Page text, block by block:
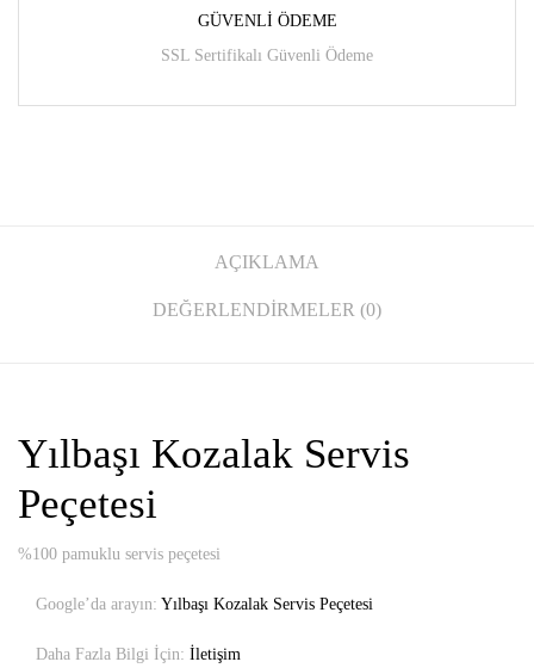
GÜVENLI ÖDEME
SSL Sertifikalı Güvenli Ödeme
AÇIKLAMA
DEĞERLENDIRMELER (0)
Yılbaşı Kozalak Servis
Peçetesi
%100 pamuklu servis peçetesi
Google’da arayın: Yılbaşı Kozalak Servis Peçetesi
Daha Fazla Bilgi İçin: İletişim